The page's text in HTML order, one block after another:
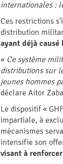
internationales :
Ces restrictions
distribution
ayant déjà causé
« Ce système
distributions sur
jeunes hommes
déclare Aitor
Le dispositif «
impartiale, à
mécanismes
intensifie son
visant à